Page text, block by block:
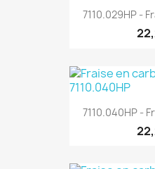
7110.029HP -
7110.040HP -